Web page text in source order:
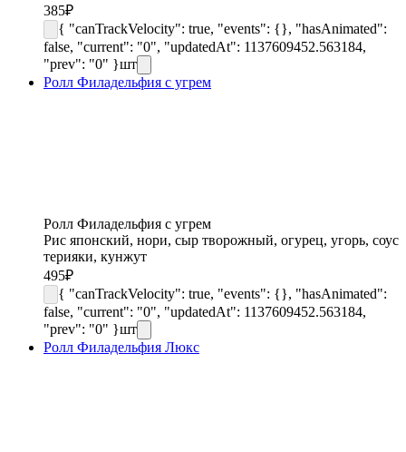
385₽
{ "canTrackVelocity": true, "events": {}, "hasAnimated":
false, "current": "0", "updatedAt": 1137609452.563184,
"prev": "0" }шт
Ролл Филадельфия с угрем
Ролл Филадельфия с угрем
Рис японский, нори, сыр творожный, огурец, угорь, соус
терияки, кунжут
495₽
{ "canTrackVelocity": true, "events": {}, "hasAnimated":
false, "current": "0", "updatedAt": 1137609452.563184,
"prev": "0" }шт
Ролл Филадельфия Люкс